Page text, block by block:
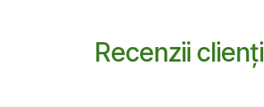
Recenzii clienți